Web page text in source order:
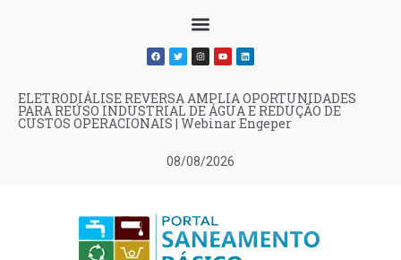
08/08/2026
ELETRODIÁLISE REVERSA AMPLIA OPORTUNIDADES
PARA REÚSO INDUSTRIAL DE ÁGUA E REDUÇÃO DE
CUSTOS OPERACIONAIS | Webinar Engeper